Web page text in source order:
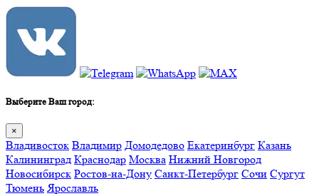
Выберите Ваш город:
×
Владивосток Владимир Домодедово Екатеринбург Казань
Калининград Краснодар Москва Нижний Новгород
Новосибирск Ростов-на-Дону Санкт-Петербург Сочи Сургут
Тюмень Ярославль